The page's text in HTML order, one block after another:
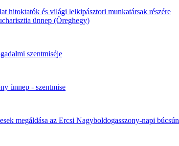
hitoktatók és világi lelkipásztori munkatársak részére
ünnep (Öreghegy)
szentmiséje
ünnep - szentmise
megáldása az Ercsi Nagyboldogasszony-napi búcsún